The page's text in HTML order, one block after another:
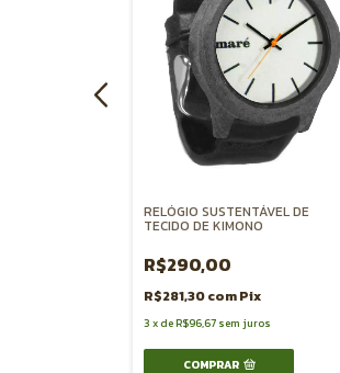
RELÓGIO SUSTENTÁVEL DE
TECIDO DE KIMONO
R$290,00
R$281,30comPix
3 xdeR$96,67 sem juros
COMPRAR